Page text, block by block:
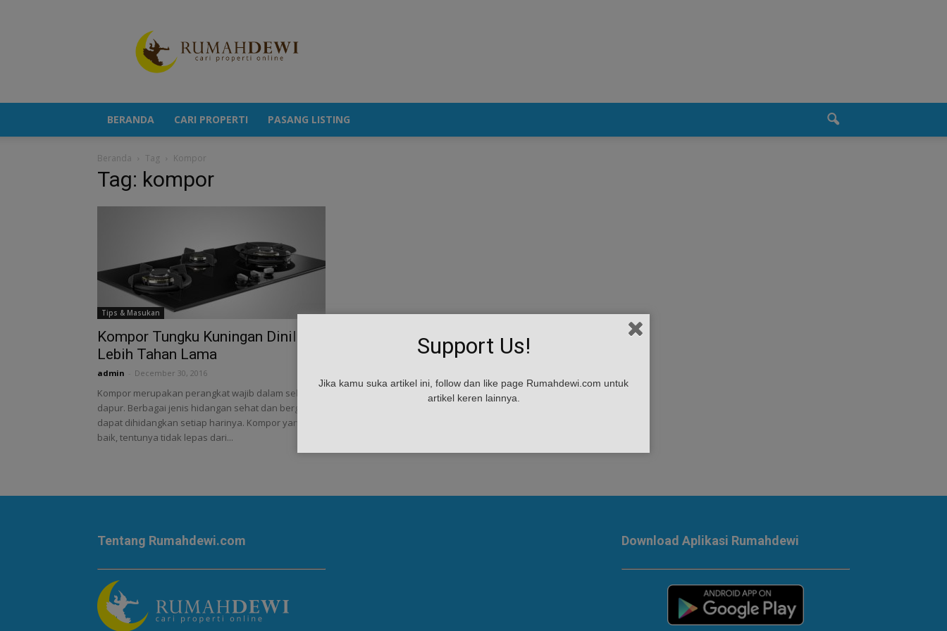
Berita
Properti
Terkini
BERANDA CARI PROPERTI PASANG LISTING
Beranda Tag Kompor
Tag: kompor
Tips & Masukan
Kompor Tungku Kuningan Dinilai
Lebih Tahan Lama
admin December 30, 2016
Kompor merupakan perangkat wajib dalam sebuah
dapur. Berbagai jenis hidangan sehat dan bergizi,
dapat dihidangkan setiap harinya. Kompor yang
baik, tentunya tidak lepas dari...
Tentang Rumahdewi.com Download Aplikasi Rumahdewi
Support Us!
Jika kamu suka artikel ini, follow dan like page Rumahdewi.com untuk
artikel keren lainnya.